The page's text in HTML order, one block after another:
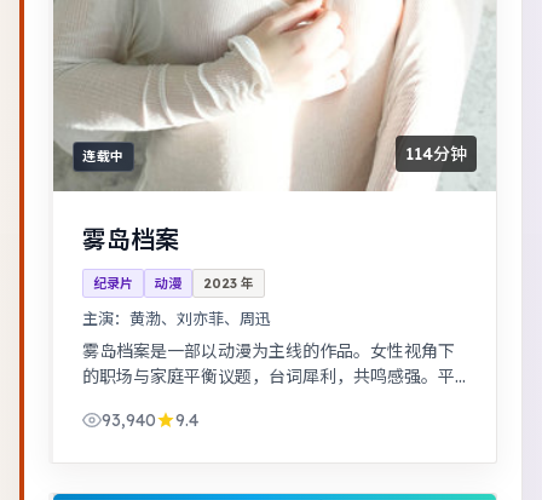
连载中 114分钟
雾岛档案
纪录片 动漫 2023 年
主演： 黄渤、刘亦菲、周迅
雾岛档案是一部以动漫为主线的作品。女性视角下
的职场与家庭平衡议题，台词犀利，共鸣感强。平
和解。
93,940 9.4